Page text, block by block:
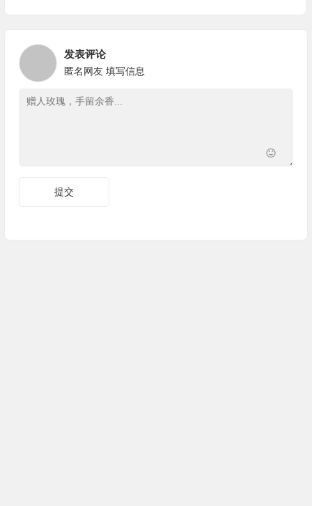
发表评论
匿名网友 填写信息